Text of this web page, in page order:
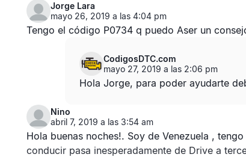
Jorge Lara
mayo 26, 2019 a las 4:04 pm
Tengo el código P0734 q puedo Aser un
CodigosDTC.com
mayo 27, 2019 a las 2:06 pm
Hola Jorge, para poder ayudarte
Nino
abril 7, 2019 a las 3:54 am
Hola buenas noches!. Soy de Venezuela ,
conducir pasa inesperadamente de Drive a